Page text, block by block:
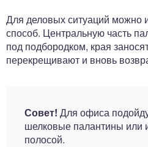
Для деловых ситуаций можно
способ. Центральную часть
под подбородком, края
перекрещивают и вновь
Совет! Для офиса
шелковые палантины или
полосой.